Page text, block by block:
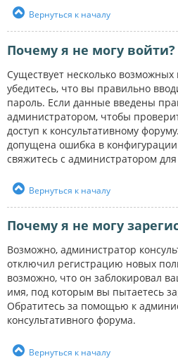
Вернуться к началу
Почему я не могу войти?
Существует несколько
убедитесь, что вы правильно
пароль. Если данные введены
администратором, чтобы
доступ к консультативному
допущена ошибка в конфигурации
свяжитесь с администратором
Вернуться к началу
Почему я не могу
Возможно, администратор
отключил регистрацию новых
возможно, что он заблокировал
имя, под которым вы пытаетесь
Обратитесь за помощью к
консультативного форума.
Вернуться к началу